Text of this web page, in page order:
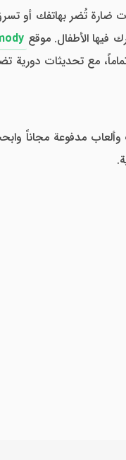
ضارة تُضر بهاتفك أو
مع تحديثات دورية
مدفوعة مجاناً